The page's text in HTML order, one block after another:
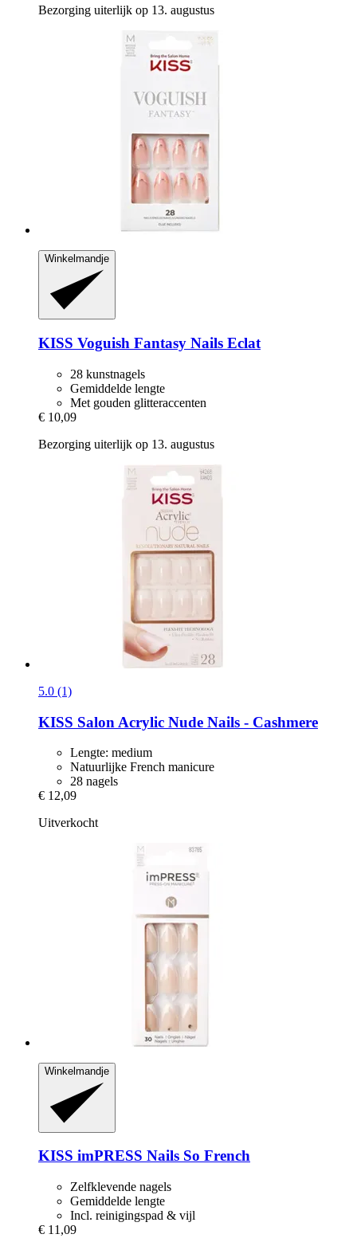
Bezorging uiterlijk op 13. augustus
Winkelmandje
KISS Voguish Fantasy Nails Eclat
28 kunstnagels
Gemiddelde lengte
Met gouden glitteraccenten
€ 10,09
Bezorging uiterlijk op 13. augustus
5.0 (1)
KISS Salon Acrylic Nude Nails -​ Cashmere
Lengte: medium
Natuurlijke French manicure
28 nagels
€ 12,09
Uitverkocht
Winkelmandje
KISS imPRESS Nails So French
Zelfklevende nagels
Gemiddelde lengte
Incl. reinigingspad & vijl
€ 11,09